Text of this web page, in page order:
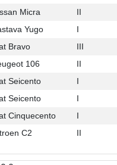
Micra II
Yugo I
Bravo III
106 II
Seicento I
Seicento I
Cinquecento I
C2 II